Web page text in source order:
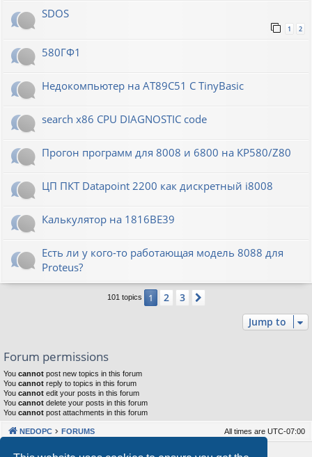
SDOS
1 2
580ГФ1
Недокомпьютер на AT89C51 C TinyBasic
search x86 CPU DIAGNOSTIC code
Прогон программ для 8008 и 6800 на КР580/Z80
ЦП ПКТ Datapoint 2200 как дискретный i8008
Калькулятор на 1816ВЕ39
Есть ли у кого-то работающая модель 8088 для
Proteus?
101 topics 1 2 3
Jump to
Forum permissions
You cannot post new topics in this forum
You cannot reply to topics in this forum
You cannot edit your posts in this forum
You cannot delete your posts in this forum
You cannot post attachments in this forum
NEDOPC FORUMS All times are UTC-07:00
Powered byphpBB® Forum Software © phpBB Limited